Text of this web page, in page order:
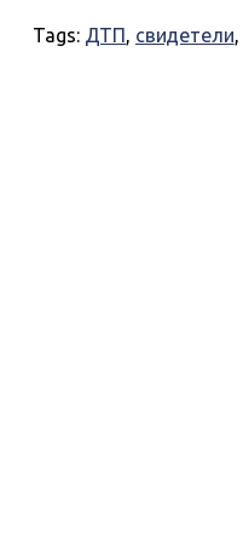
Tags: ДТП, свидетели,